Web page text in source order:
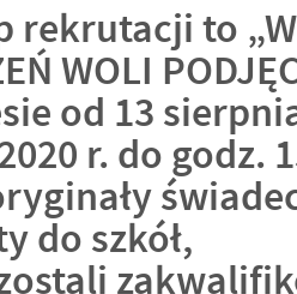
rekrutacji to
WOLI
od 13
r. do godz.
do szkół,